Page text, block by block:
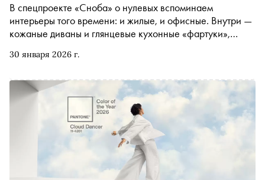
30 января 2026 г.
В спецпроекте «Сноба» о нулевых вспоминаем
интерьеры того времени: и жилые, и офисные. Внутри —
кожаные диваны и глянцевые кухонные «фартуки»,
Круга, люстры Swarovski и (возможно) самый безумный
чудесах (и неочевидных плюсах) евроремонта из 2000-
х автору «Сноба» Егору Спесивцеву рассказала
основатель и арт-директор студии Designic Аня